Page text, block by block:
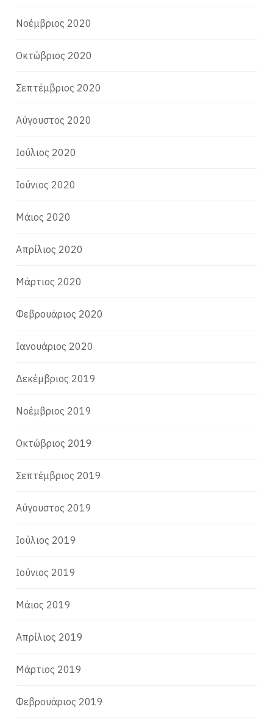
Νοέμβριος 2020
Οκτώβριος 2020
Σεπτέμβριος 2020
Αύγουστος 2020
Ιούλιος 2020
Ιούνιος 2020
Μάιος 2020
Απρίλιος 2020
Μάρτιος 2020
Φεβρουάριος 2020
Ιανουάριος 2020
Δεκέμβριος 2019
Νοέμβριος 2019
Οκτώβριος 2019
Σεπτέμβριος 2019
Αύγουστος 2019
Ιούλιος 2019
Ιούνιος 2019
Μάιος 2019
Απρίλιος 2019
Μάρτιος 2019
Φεβρουάριος 2019